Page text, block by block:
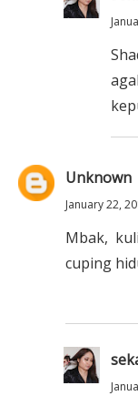
Unknown
January 22,
Mbak,
cuping